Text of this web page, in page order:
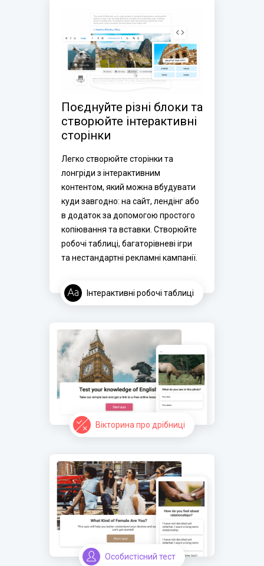
Поєднуйте різні блоки та
створюйте інтерактивні
сторінки
Легко створюйте сторінки та
лонгріди з інтерактивним
контентом, який можна вбудувати
куди завгодно: на сайт, лендінг або
в додаток за допомогою простого
копіювання та вставки. Створюйте
робочі таблиці, багаторівневі ігри
та нестандартні рекламні кампанії.
Інтерактивні робочі таблиці
Вікторина про дрібниці
Особистісний тест